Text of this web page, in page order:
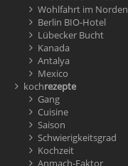
Wohlfahrt im Norden
Berlin BIO-Hotel
Lübecker Bucht
Kanada
Antalya
Mexico
kochrezepte
Gang
Cuisine
Saison
Schwierigkeitsgrad
Kochzeit
Anmach-Faktor